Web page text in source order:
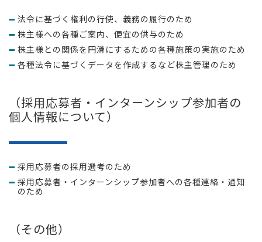
法令に基づく権利の行使、義務の履行のため
株主様への各種ご案内、便宜の供与のため
株主様との関係を円滑にするための各種施策の実施のため
各種法令に基づくデータを作成するなど株主管理のため
（採用応募者・インターンシップ参加者の
個人情報について）
採用応募者の採用選考のため
採用応募者・インターンシップ参加者への各種連絡・通知
のため
（その他）